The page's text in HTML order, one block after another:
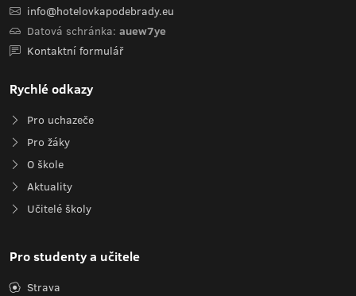
info@hotelovkapodebrady.eu
Datová schránka: auew7ye
Kontaktní formulář
Rychlé odkazy
Pro uchazeče
Pro žáky
O škole
Aktuality
Učitelé školy
Pro studenty a učitele
Strava